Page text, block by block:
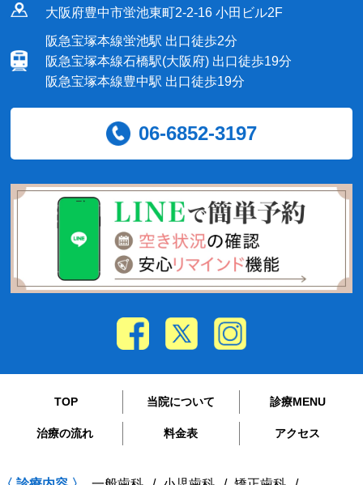
大阪府豊中市蛍池東町2-2-16 小田ビル2F
阪急宝塚本線蛍池駅 出口徒歩2分
阪急宝塚本線石橋駅(大阪府) 出口徒歩19分
阪急宝塚本線豊中駅 出口徒歩19分
06-6852-3197
TOP 当院について 診療MENU
治療の流れ 料金表 アクセス